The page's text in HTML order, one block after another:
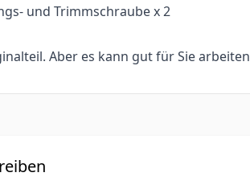
und Trimmschraube x 2
Aber es kann gut für Sie arbeiten